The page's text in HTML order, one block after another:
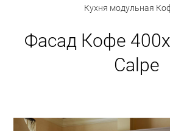
Для кухни
Строительство и ремонт
Кухня модульная
Фасад Кофе
Calpe